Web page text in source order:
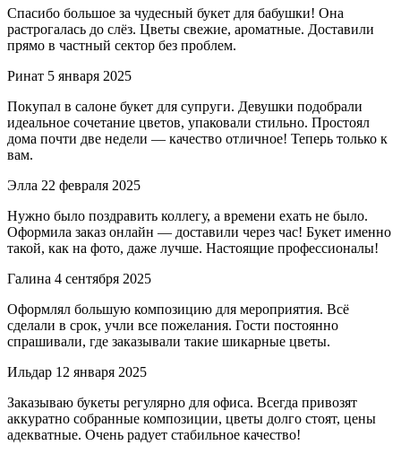
Спасибо большое за чудесный букет для бабушки! Она
растрогалась до слёз. Цветы свежие, ароматные. Доставили
прямо в частный сектор без проблем.
Ринат 5 января 2025
Покупал в салоне букет для супруги. Девушки подобрали
идеальное сочетание цветов, упаковали стильно. Простоял
дома почти две недели — качество отличное! Теперь только к
вам.
Элла 22 февраля 2025
Нужно было поздравить коллегу, а времени ехать не было.
Оформила заказ онлайн — доставили через час! Букет именно
такой, как на фото, даже лучше. Настоящие профессионалы!
Галина 4 сентября 2025
Оформлял большую композицию для мероприятия. Всё
сделали в срок, учли все пожелания. Гости постоянно
спрашивали, где заказывали такие шикарные цветы.
Ильдар 12 января 2025
Заказываю букеты регулярно для офиса. Всегда привозят
аккуратно собранные композиции, цветы долго стоят, цены
адекватные. Очень радует стабильное качество!